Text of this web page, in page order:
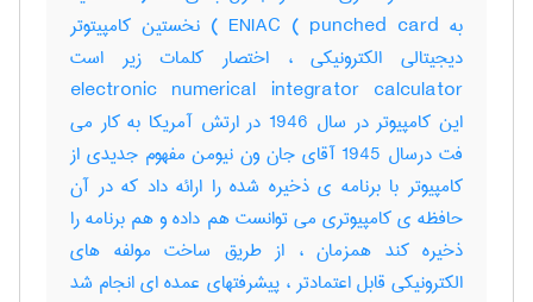
به punched card ) ENIAC ) نخستین کامپیتوتر
دیجیتالی الکترونیکی ، اختصار کلمات زیر است
electronic numerical integrator calculator
این کامپیوتر در سال 1946 در ارتش آمریکا به کار می
فت درسال 1945 آقای جان ون نیومن مفهوم جدیدی از
کامپیوتر با برنامه ی ذخیره شده را ارائه داد که در آن
حافظه ی کامپیوتری می توانست هم داده و هم برنامه را
ذخیره کند همزمان ، از طریق ساخت مولفه های
الکترونیکی قابل اعتمادتر ، پیشرفتهای عمده ای انجام شد